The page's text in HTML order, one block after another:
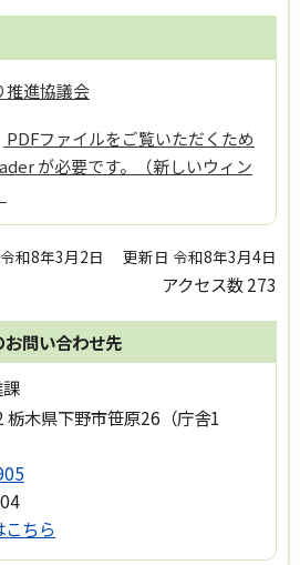
推進協議会
PDFファイルをご覧いただくため
が必要です。（新しいウィン
和8年3月2日 更新日 令和8年3月4日
アクセス数273
問い合わせ先
木県下野市笹原26（庁舎1
ちら